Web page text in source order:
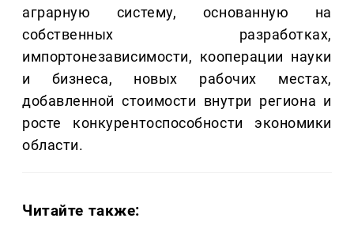
аграрную систему, основанную на
собственных разработках,
импортонезависимости, кооперации науки
и бизнеса, новых рабочих местах,
добавленной стоимости внутри региона и
росте конкурентоспособности экономики
области.
Читайте также: